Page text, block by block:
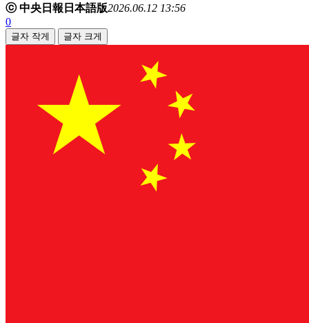
ⓒ 中央日報日本語版2026.06.12 13:56
0
글자 작게 글자 크게